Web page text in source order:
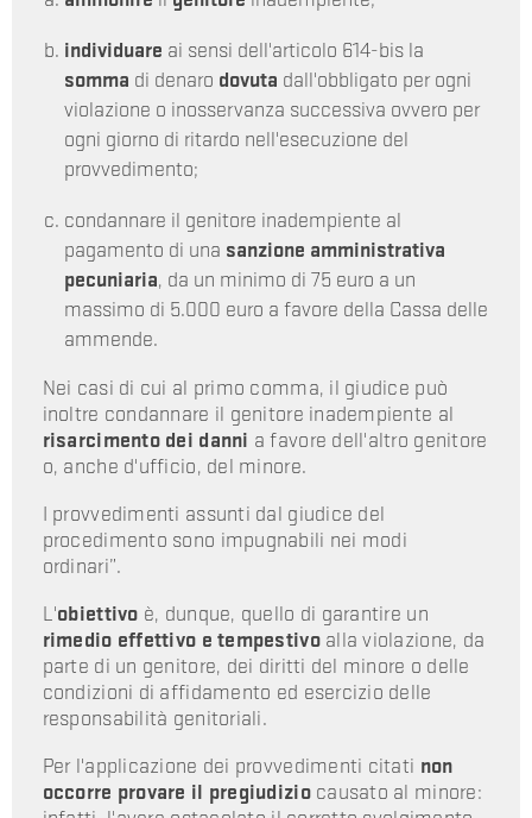
individuare ai sensi dell'articolo 614-bis la
somma di denaro dovuta dall'obbligato per ogni
violazione o inosservanza successiva ovvero per
ogni giorno di ritardo nell'esecuzione del
provvedimento;
condannare il genitore inadempiente al
pagamento di una sanzione amministrativa
pecuniaria, da un minimo di 75 euro a un
massimo di 5.000 euro a favore della Cassa delle
ammende.
Nei casi di cui al primo comma, il giudice può
inoltre condannare il genitore inadempiente al
risarcimento dei danni a favore dell'altro genitore
o, anche d'ufficio, del minore.
I provvedimenti assunti dal giudice del
procedimento sono impugnabili nei modi
ordinari”.
L'obiettivo è, dunque, quello di garantire un
rimedio effettivo e tempestivoalla violazione, da
parte di un genitore, dei diritti del minore o delle
condizioni di affidamento ed esercizio delle
responsabilità genitoriali.
Per l'applicazione dei provvedimenti citati non
occorre provare il pregiudiziocausato al minore: